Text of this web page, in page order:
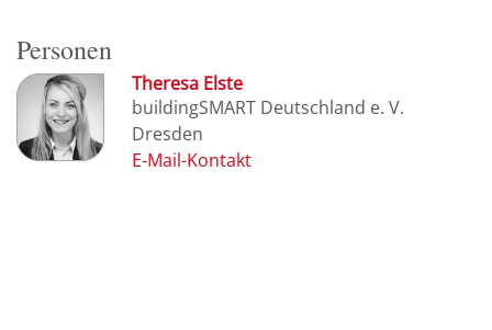
Personen
Theresa Elste
buildingSMART Deutschland e. V.
Dresden